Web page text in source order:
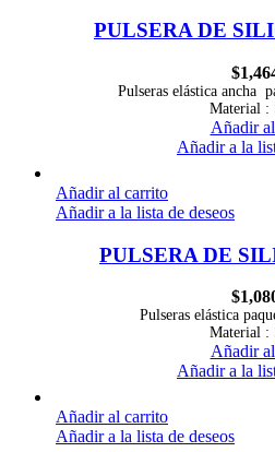
PULSERA DE
$
Pulseras elástica ancha
Material :
Añadir
Añadir a la
Añadir al carrito
Añadir a la lista de deseos
PULSERA DE
$
Pulseras elástica
Material :
Añadir
Añadir a la
Añadir al carrito
Añadir a la lista de deseos